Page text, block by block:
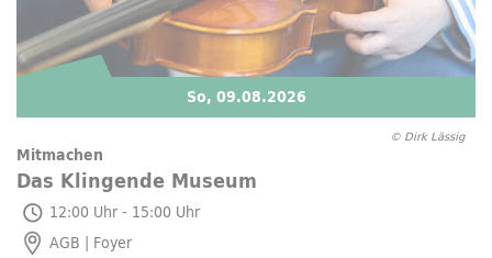
© Dirk Lässig
So, 09.08.2026
Mitmachen
Das Klingende Museum
So, 09.08.2026
12:00 Uhr - 15:00 Uhr
AGB | Foyer